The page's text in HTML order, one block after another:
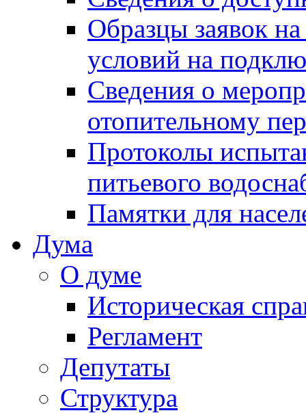
Образцы заявок
условий на
Сведения о
отопительному
Протоколы
питьевого
Памятки для
Дума
О думе
Историческая
Регламент
Депутаты
Структура